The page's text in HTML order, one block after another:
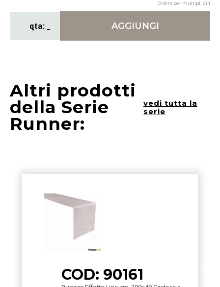
Ordini per multipli di 1
AGGIUNGI
Altri prodotti
della Serie
Runner:
vedi tutta la
serie
COD: 90161